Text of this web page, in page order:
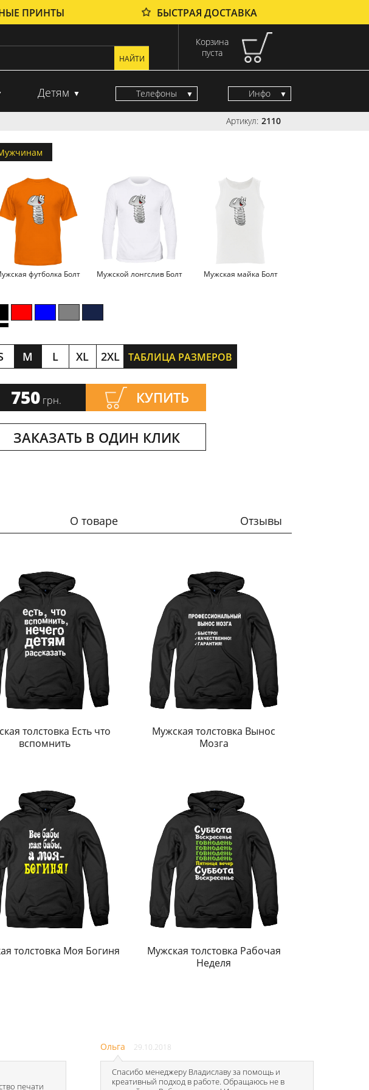
ПРИНТЫ БЫСТРАЯ ДОСТАВКА
Корзина
пуста
Детям Телефоны Инфо
Артикул: 2110
футболка Болт Мужской лонгслив Болт Мужская майка Болт
M L XL 2XL ТАБЛИЦА РАЗМЕРОВ
750 грн. КУПИТЬ
ЗАКАЗАТЬ В ОДИН КЛИК
О товаре Отзывы
толстовка Есть что
вспомнить
Мужская толстовка Вынос
Мозга
толстовка Моя Богиня
Мужская толстовка Рабочая
Неделя
печати
Ольга 29.10.2018
Спасибо менеджеру Владиславу за помощь и
креативный подход в работе. Обращаюсь не в